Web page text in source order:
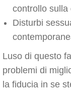
controllo sulla
Disturbi
Luso di questo
problemi di
la fiducia in se